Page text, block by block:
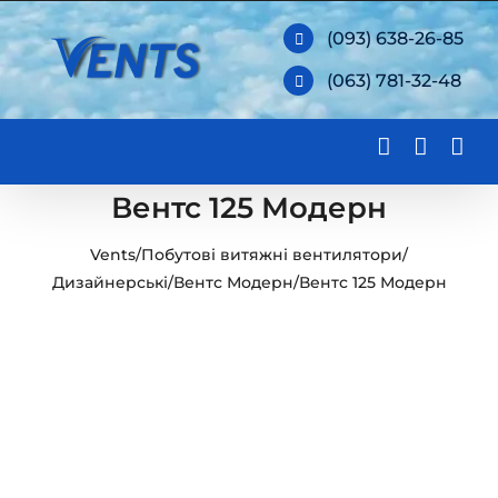
Skip
to
content
(093) 638-26-85
(063) 781-32-48
Вентс 125 Модерн
Vents/Побутові витяжні вентилятори/
Дизайнерські/Вентс Модерн/Вентс 125 Модерн